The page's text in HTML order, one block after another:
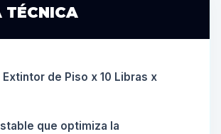
TÉCNICA
de Piso x 10 Libras x
que optimiza la